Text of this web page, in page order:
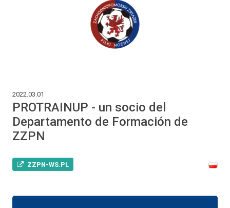
2022.03.01
PROTRAINUP - un socio del
Departamento de Formación de
ZZPN
ZZPN-WS.PL